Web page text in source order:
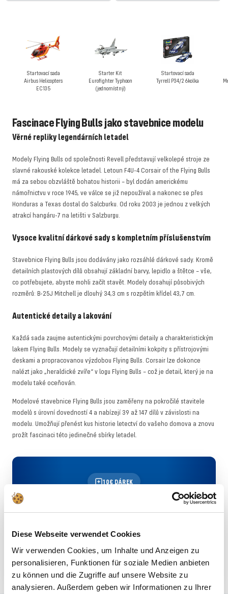
Diese Webseite verwendet Cookies
Wir verwenden Cookies, um Inhalte und Anzeigen zu
personalisieren, Funktionen für soziale Medien anbieten
zu können und die Zugriffe auf unsere Website zu
analysieren. Außerdem geben wir Informationen zu Ihrer
Startovací sada
Airbus Helicopters
EC135
Starter Kit
Eurofighter Typhoon
(jednomístný)
Startovací sada
Tyrrell P34/2 6kolka
Fascinace Flying Bulls jako stavebnice modelu
Věrné repliky legendárních letadel
Modely Flying Bulls od společnosti Revell představují velkolepé stroje ze
slavné rakouské kolekce letadel. Letoun F4U-4 Corsair of the Flying Bulls
má za sebou obzvláště bohatou historii – byl dodán americkému
námořnictvu v roce 1945, ve válce se již nepoužíval a nakonec se přes
Honduras a Texas dostal do Salcburku. Od roku 2003 je jednou z velkých
atrakcí hangáru-7 na letišti v Salzburgu.
Vysoce kvalitní dárkové sady s kompletním příslušenstvím
Stavebnice Flying Bulls jsou dodávány jako rozsáhlé dárkové sady. Kromě
detailních plastových dílů obsahují základní barvy, lepidlo a štětce – vše,
co potřebujete, abyste mohli začít stavět. Modely dosahují působivých
rozměrů: B-25J Mitchell je dlouhý 34,3 cm s rozpětím křídel 43,7 cm.
Autentické detaily a lakování
Každá sada zaujme autentickými povrchovými detaily a charakteristickým
lakem Flying Bulls. Modely se vyznačují detailními kokpity s přístrojovými
deskami a propracovanou výzdobou Flying Bulls. Corsair lze dokonce
nalézt jako „heraldické zvíře“ v logu Flying Bulls – což je detail, který je na
modelu také oceňován.
Modelové stavebnice Flying Bulls jsou zaměřeny na pokročilé stavitele
modelů s úrovní dovedností 4 a nabízejí 39 až 147 dílů v závislosti na
modelu. Umožňují přenést kus historie letectví do vašeho domova a znovu
prožít fascinaci této jedinečné sbírky letadel.
10€ DÁREK
Novinky o stavbě modelů přímo do vaší e-
mailové schránky – plus sleva 10 € jako
PŘIHLÁSIT SE